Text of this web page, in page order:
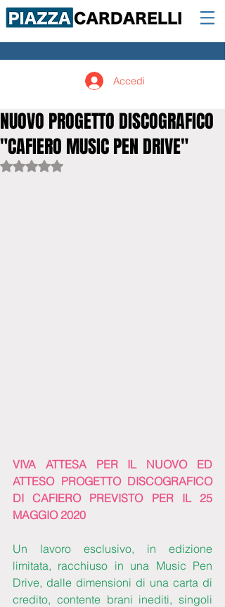
Accedi
NUOVO PROGETTO DISCOGRAFICO
"CAFIERO MUSIC PEN DRIVE"
Valutazione NaN stelle su 5.
VIVA ATTESA PER IL NUOVO ED
ATTESO PROGETTO DISCOGRAFICO
DI CAFIERO PREVISTO PER IL 25
MAGGIO 2020
Un lavoro esclusivo, in edizione
limitata, racchiuso in una Music Pen
Drive, dalle dimensioni di una carta di
credito, contente brani inediti, singoli